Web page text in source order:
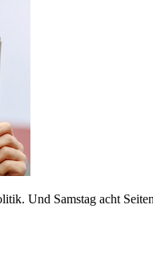
Und Samstag acht